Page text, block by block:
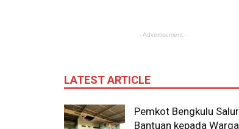
- Advertisement -
LATEST ARTICLE
Pemkot Bengkulu
Bantuan kepada Warga